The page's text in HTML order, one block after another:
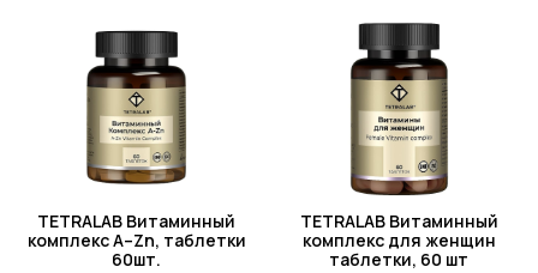
TETRALAB Витаминный
комплекс А–Zn, таблетки
60шт.
TETRALAB Витаминный
комплекс для женщин
таблетки, 60 шт